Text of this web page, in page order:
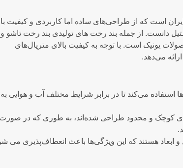
است که از طراحی‌های ساده اما کاربردی و کیفیت
دانست. از جمله بند رخت های تولیدی بند رخت تاشو و
یونیک است. با توجه به کیفیت بالای متریال‌های
می‌دهد.
می‌کند تا در برابر شرایط مختلف آب و هوایی به
کوچک و محدود طراحی شده‌اند، به طوری که در صورت
ابعاد هستند که این ویژگی‌ها باعث انعطاف‌پذیری می